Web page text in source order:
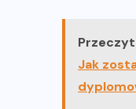
Jak